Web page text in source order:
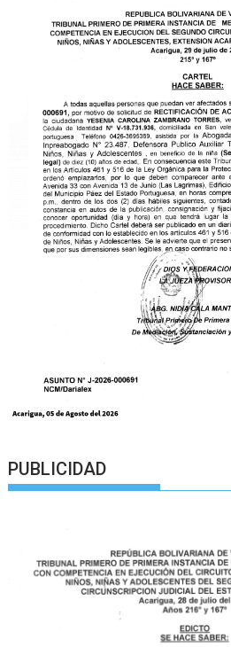
PUBLICIDAD